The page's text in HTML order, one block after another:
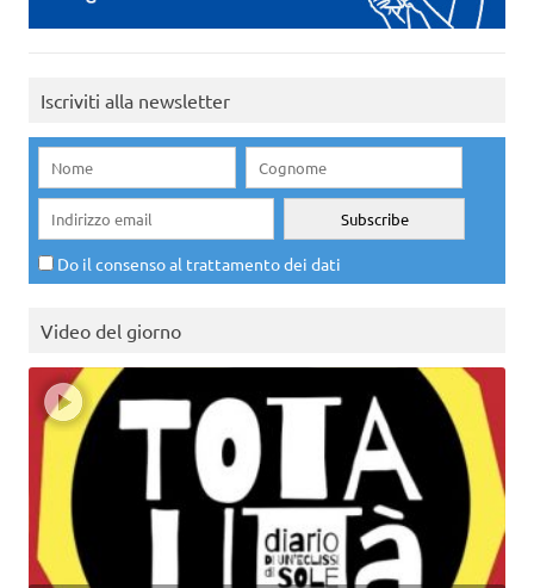
Iscriviti alla newsletter
Do il consenso al trattamento dei dati
Video del giorno